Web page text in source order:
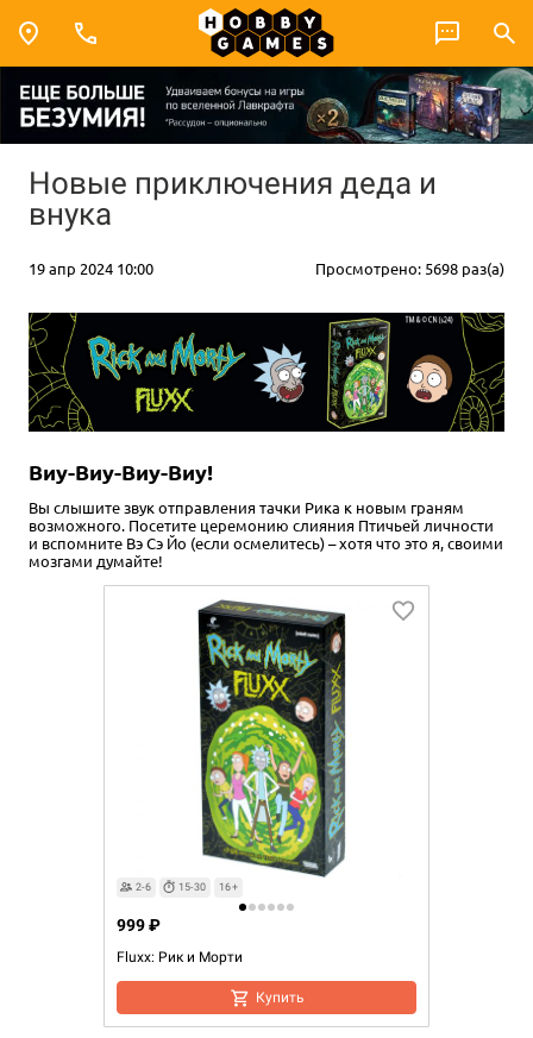
Новые приключения деда и
внука
19 апр 2024 10:00 Просмотрено: 5698 раз(а)
Виу-Виу-Виу-Виу!
Вы слышите звук отправления тачки Рика к новым граням
возможного. Посетите церемонию слияния Птичьей личности
и вспомните Вэ Сэ Йо (если осмелитесь) – хотя что это я, своими
мозгами думайте!
2-6 15-30 16+
Fluxx: Рик и Морти
999 ₽
Купить